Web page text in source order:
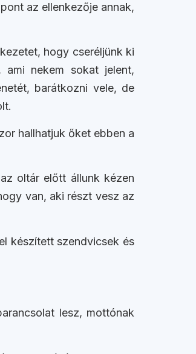
az ellenkezője annak,
hogy cseréljünk ki
nekem sokat jelent,
barátkozni vele, de
hallhatjuk őket ebben a
oltár előtt állunk kézen
van, aki részt vesz az
készített szendvicsek és
lesz, mottónak